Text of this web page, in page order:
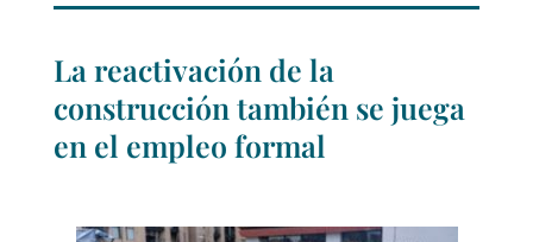
La reactivación de la
construcción también se juega
en el empleo formal